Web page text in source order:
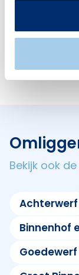
13
Bekijk ook
Achterwerf
Binnenhof